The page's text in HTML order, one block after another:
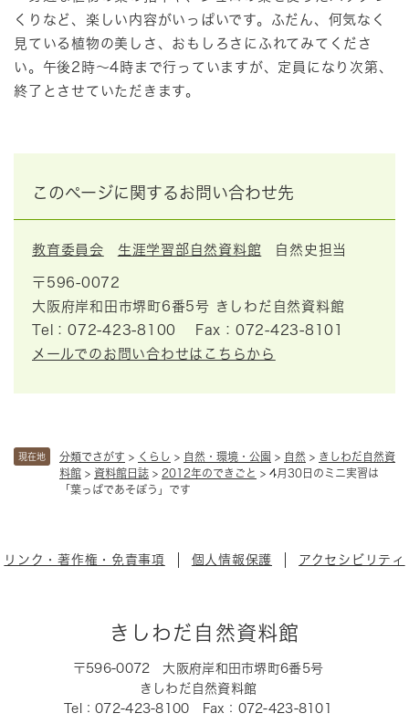
現在地 分類でさがす > くらし > 自然・環境・公園 > 自然 > きしわだ自然資
料館 > 資料館日誌 > 2012年のできごと > 4月30日のミニ実習は
「葉っぱであそぼう」です
くりなど、楽しい内容がいっぱいです。ふだん、何気なく
見ている植物の美しさ、おもしろさにふれてみてくださ
い。午後2時～4時まで行っていますが、定員になり次第、
終了とさせていただきます。
このページに関するお問い合わせ先
教育委員会 生涯学習部自然資料館 自然史担当
〒596-0072
大阪府岸和田市堺町6番5号 きしわだ自然資料館
Tel：072-423-8100
Fax：072-423-8101
メールでのお問い合わせはこちらから
リンク・著作権・免責事項 個人情報保護 アクセシビリティ
きしわだ自然資料館
〒596-0072
大阪府岸和田市堺町6番5号
きしわだ自然資料館
Tel：072-423-8100
Fax：072-423-8101